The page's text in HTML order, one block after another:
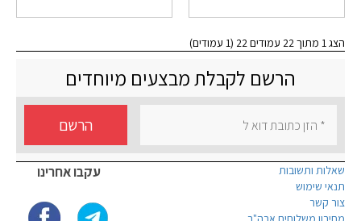
הצג 1 מתוך 22 עמודים 22 (1 עמודים)
הרשם לקבלת מבצעים מיוחדים
הרשם
עקבו אחרינו
שאלות ותשובות
תנאי שימוש
צור קשר